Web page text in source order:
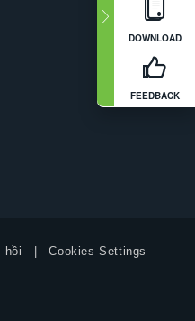
DOWNLOAD
FEEDBACK
hồi Cookies Settings